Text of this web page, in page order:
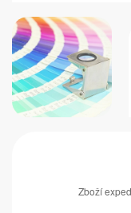
Zboží